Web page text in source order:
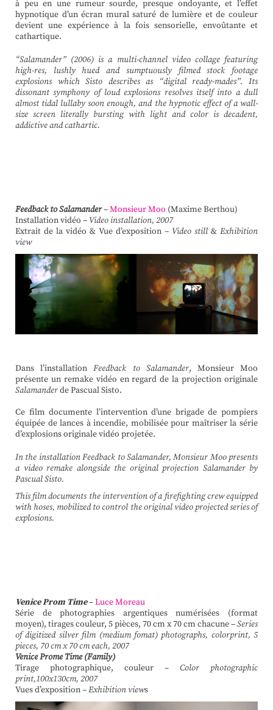
à peu en une rumeur sourde, presque ondoyante, et l’effet
hypnotique d’un écran mural saturé de lumière et de couleur
devient une expérience à la fois sensorielle, envoûtante et
cathartique.
“Salamander” (2006) is a multi-channel video collage featuring
high-res, lushly hued and sumptuously filmed stock footage
explosions which Sisto describes as “digital ready-mades”. Its
dissonant symphony of loud explosions resolves itself into a dull
almost tidal lullaby soon enough, and the hypnotic effect of a wall-
size screen literally bursting with light and color is decadent,
addictive and cathartic.
Feedback to Salamander–Monsieur Moo (Maxime Berthou)
Installation vidéo – Video installation, 2007
Extrait de la vidéo & Vue d’exposition – Video still & Exhibition
view
Dans l’installationFeedback to Salamander, Monsieur Moo
présente un remake vidéo en regard de la projection originale
Salamanderde Pascual Sisto.
Ce film documente l’intervention d’une brigade de pompiers
équipée de lances à incendie, mobilisée pour maîtriser la série
d’explosions originale vidéo projetée.
In the installation Feedback to Salamander, Monsieur Moo presents
a video remake alongside the original projection Salamander by
Pascual Sisto.
This film documents the intervention of a firefighting crew equipped
with hoses, mobilized to control the original video projected series of
explosions.
Venice Prom Time–Luce Moreau
Série de photographies argentiques numérisées (format
moyen), tirages couleur, 5 pièces, 70 cm x 70 cm chacune –Series
of digitized silver film (medium fomat) photographs, colorprint, 5
pieces, 70 cm x 70 cm each, 2007
Venice Prome Time (Family)
Tirage photographique, couleur – Color photographic
print,100x130cm, 2007
Vues d’exposition– Exhibition views